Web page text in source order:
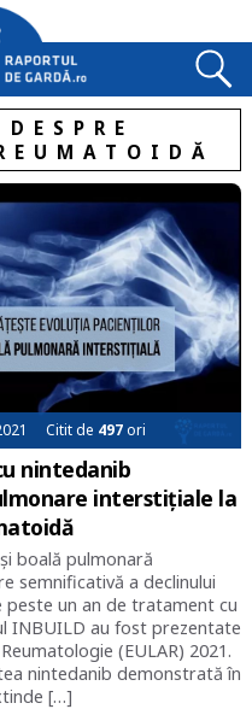
Citit de 497ori
nintedanib
interstițiale la
boală pulmonară
semnificativă a declinului
peste un an de tratament cu
INBUILD au fost prezentate
(EULAR) 2021.
nintedanib demonstrată în
[…]